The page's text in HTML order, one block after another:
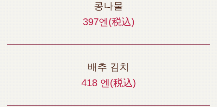
콩나물
397엔 (税込)
배추 김치
418 엔 (税込)